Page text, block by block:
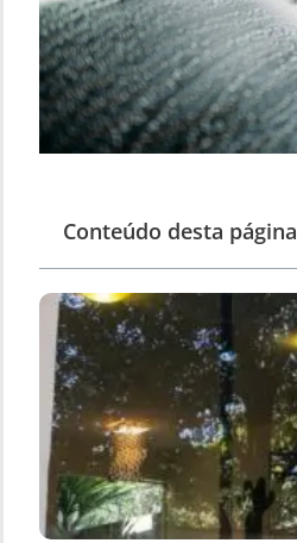
Conteúdo desta página